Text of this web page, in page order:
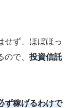
せず、ほぼほっ
で、 投資信託
ず稼げるわけで